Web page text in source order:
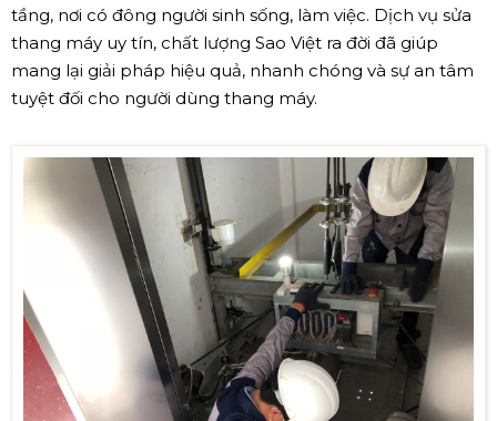
tầng, nơi có đông người sinh sống, làm việc. Dịch vụ sửa
thang máy uy tín, chất lượng Sao Việt ra đời đã giúp
mang lại giải pháp hiệu quả, nhanh chóng và sự an tâm
tuyệt đối cho người dùng thang máy.